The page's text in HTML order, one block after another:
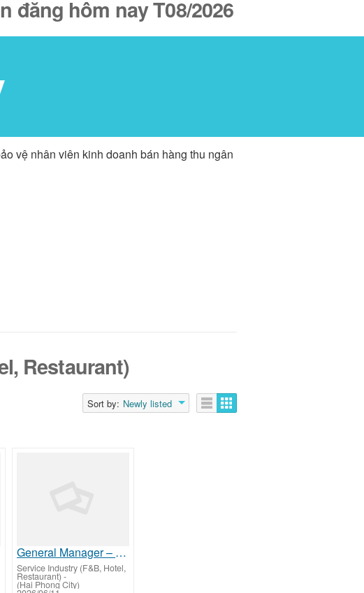
đăng hôm nay T08/2026
vệ nhân viên kinh doanh bán hàng thu ngân
Restaurant)
Sort by: Newly listed
General Manager – Hotel Pre-Opening & Set-Up
Service Industry (F&B, Hotel,
Restaurant) -
(Hai Phong City)